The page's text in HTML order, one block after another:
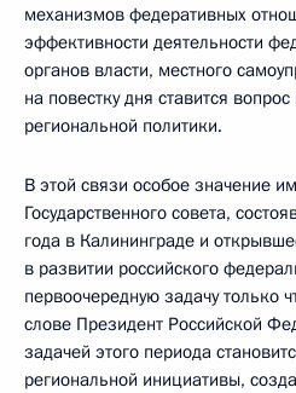
механизмов федеративных
эффективности деятельности
органов власти, местного
на повестку дня ставится
региональной политики.
В этой связи особое значение
Государственного совета,
года в Калининграде и
в развитии российского
первоочередную задачу только
слове Президент Российской
задачей этого периода
региональной инициативы,